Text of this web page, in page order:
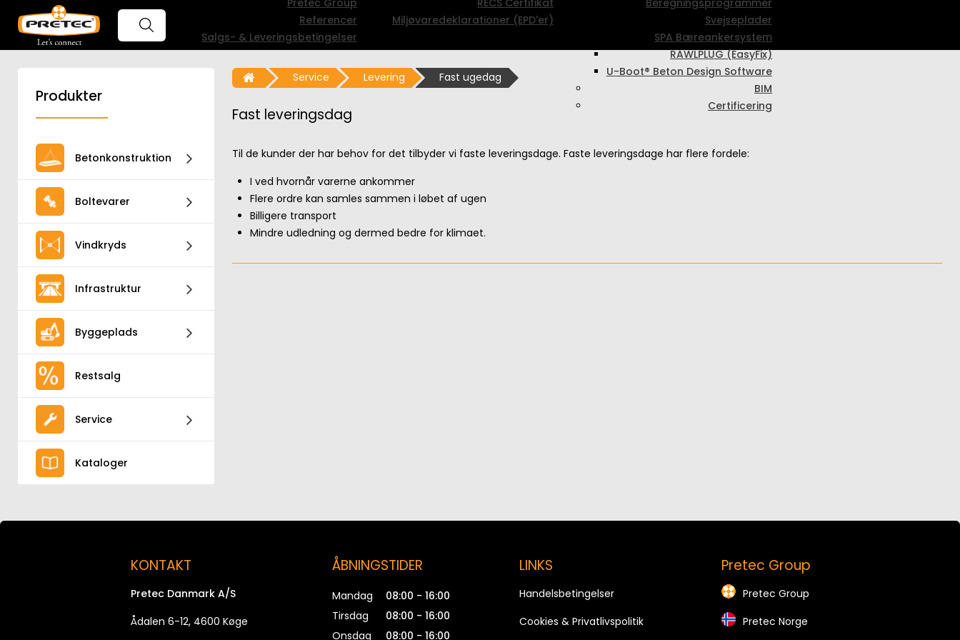
Pretec Group
Referencer
Salgs- & Leveringsbetingelser
RECS Certifikat
Miljøvaredeklarationer (EPD'er)
Beregningsprogrammer
Svejseplader
SPA Bæreankersystem
RAWLPLUG (EasyFix)
U-Boot® Beton Design Software
BIM
Certificering
Produkter
Betonkonstruktion
Boltevarer
Vindkryds
Infrastruktur
Byggeplads
Restsalg
Service
Kataloger
Service Levering Fast ugedag
Fast leveringsdag
Til de kunder der har behov for det tilbyder vi faste leveringsdage. Faste leveringsdage har flere fordele:
I ved hvornår varerne ankommer
Flere ordre kan samles sammen i løbet af ugen
Billigere transport
Mindre udledning og dermed bedre for klimaet.
KONTAKT
Pretec Danmark A/S
Ådalen 6-12, 4600 Køge
ÅBNINGSTIDER
Mandag
08:00 - 16:00
Tirsdag
08:00 - 16:00
Onsdag
08:00 - 16:00
LINKS
Handelsbetingelser
Cookies & Privatlivspolitik
Pretec Group
Pretec Group
Pretec Norge